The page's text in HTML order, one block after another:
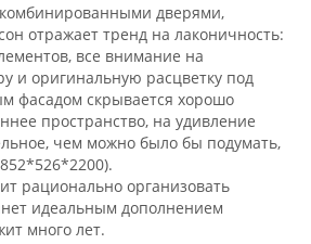
дверями,
отражает тренд на лаконичность:
все внимание на
и оригинальную расцветку под
фасадом скрывается хорошо
пространство, на удивление
чем можно было бы подумать,
рационально организовать
идеальным дополнением
много лет.